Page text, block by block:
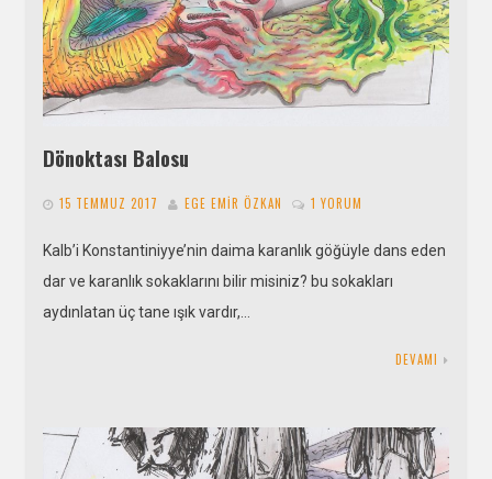
Dönoktası Balosu
15 TEMMUZ 2017 EGE EMIR ÖZKAN 1 YORUM
Kalb’i Konstantiniyye’nin daima karanlık göğüyle dans eden
dar ve karanlık sokaklarını bilir misiniz? bu sokakları
aydınlatan üç tane ışık vardır,…
DEVAMI